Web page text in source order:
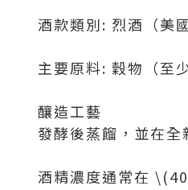
酒款類別: 烈酒（美
主要原料: 穀物（
釀造工藝
發酵後蒸餾，並在
酒精濃度通常在